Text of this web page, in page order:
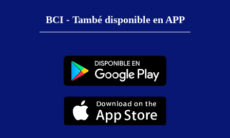
BCI - També disponible en APP